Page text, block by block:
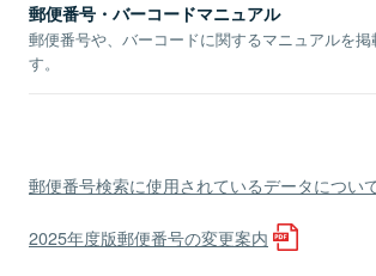
郵便番号・バーコードマニュアル
郵便番号や、バーコードに関するマニュアルを掲
す。
郵便番号検索に使用されているデータについ
2025年度版郵便番号の変更案内